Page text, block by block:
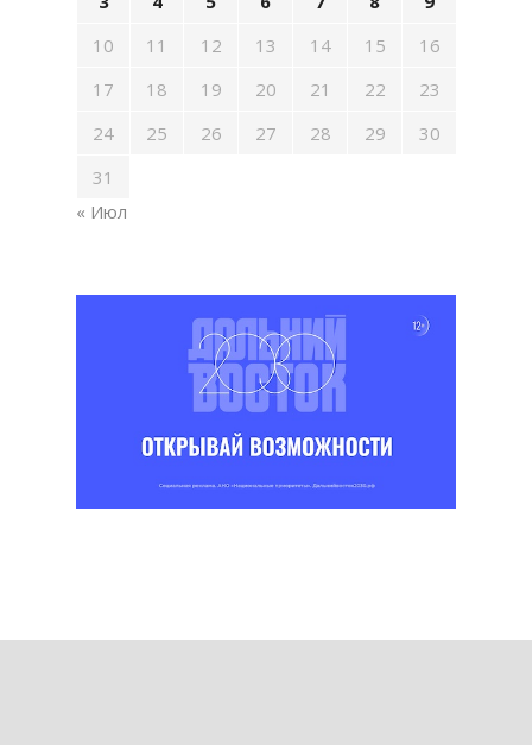
10
11 12 13 14 15
16
17
18 19 20 21 22
23
24
25 26 27 28 29
30
31
« Июл